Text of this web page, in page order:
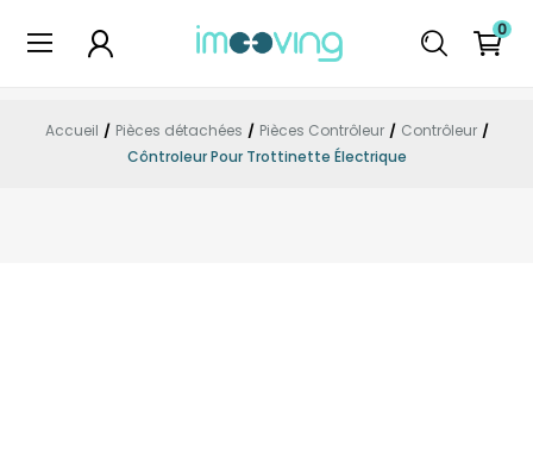
0
Accueil Pièces détachées Pièces Contrôleur
Contrôleur
Côntroleur Pour Trottinette Électrique